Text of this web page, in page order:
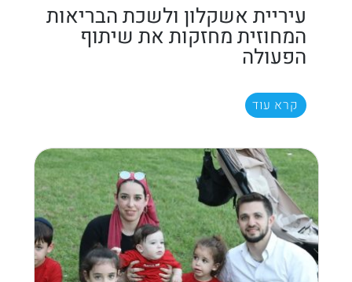
עיריית אשקלון ולשכת הבריאות
המחוזית מחזקות את שיתוף
הפעולה
קרא עוד